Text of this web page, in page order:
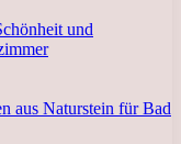
und
aus Naturstein für Bad